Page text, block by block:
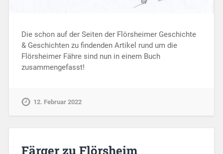
Die schon auf der Seiten der Flörsheimer Geschichte
& Geschichten zu findenden Artikel rund um die
Flörsheimer Fähre sind nun in einem Buch
zusammengefasst!
12. Februar 2022
Färger zu Flörsheim